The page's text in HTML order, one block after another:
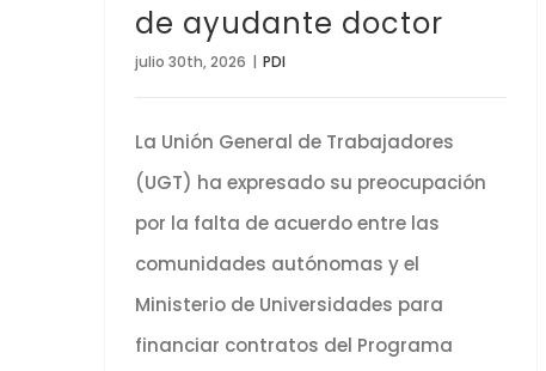
de ayudante doctor
julio 30th, 2026 | PDI
La Unión General de Trabajadores
(UGT) ha expresado su preocupación
por la falta de acuerdo entre las
comunidades autónomas y el
Ministerio de Universidades para
financiar contratos del Programa